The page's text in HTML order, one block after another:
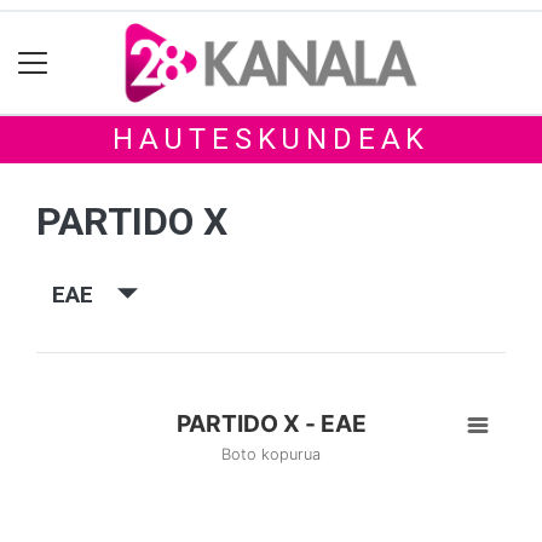
HAUTESKUNDEAK
PARTIDO X
EAE
PARTIDO X - EAE
Boto kopurua